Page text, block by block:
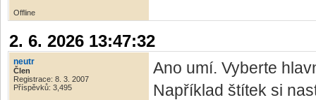
Offline
2. 6. 2026 13:47:32
neutr
Člen
Registrace: 8. 3. 2007
Příspěvků: 3,495
Ano umí. Vyberte
Například štítek si